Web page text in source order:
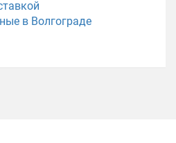
в Волгограде